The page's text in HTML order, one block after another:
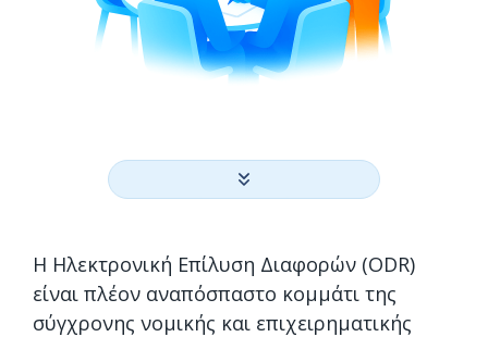
Η Ηλεκτρονική Επίλυση Διαφορών (ODR)
είναι πλέον αναπόσπαστο κομμάτι της
σύγχρονης νομικής και επιχειρηματικής